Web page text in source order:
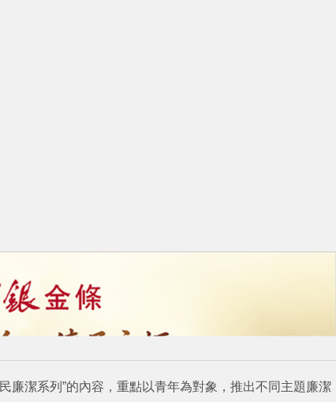
廉潔系列”的內容，重點以青年為對象，推出不同主題廉潔